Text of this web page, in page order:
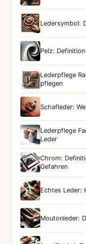
Ledersymbol:
Pelz:
Lederpflege
pflegen
Schafleder:
Lederpflege
Leder
Chrom:
Gefahren
Echtes Leder:
Moutonleder: